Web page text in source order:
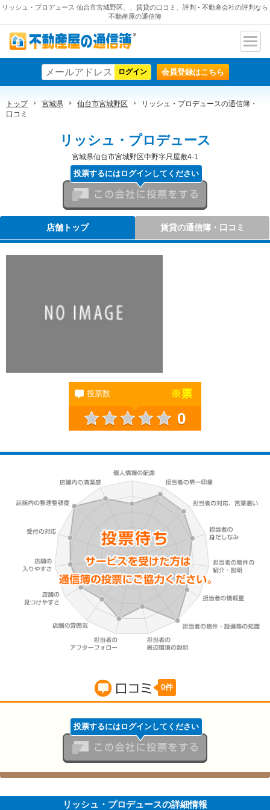
リッシュ・プロデュース 仙台市宮城野区、、賃貸の口コミ、評判 - 不動産会社の評判なら
不動産屋の通信簿
不動産屋の通信簿
ナビ
ン
会員登録はこちら
トップ 宮城県 仙台市宮城野区
リッシュ・プロデュースの通信簿・
口コミ
リッシュ・プロデュース
宮城県仙台市宮城野区中野字只屋敷4-1
この会社に投票をする
投票するにはログインしてください
店舗トップ 賃貸の通信簿・口コミ
投票数 ※票
0
口コミ
0件
投票するにはログインしてください
リッシュ・プロデュースの詳細情報